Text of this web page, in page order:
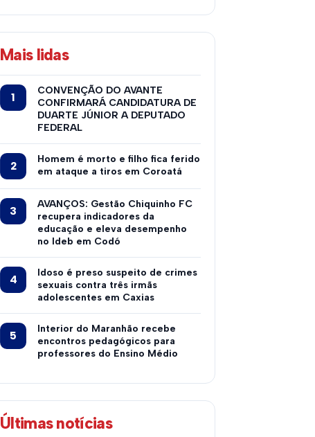
Mais lidas
CONVENÇÃO DO AVANTE
CONFIRMARÁ CANDIDATURA DE
DUARTE JÚNIOR A DEPUTADO
FEDERAL
Homem é morto e filho fica ferido
em ataque a tiros em Coroatá
AVANÇOS: Gestão Chiquinho FC
recupera indicadores da
educação e eleva desempenho
no Ideb em Codó
Idoso é preso suspeito de crimes
sexuais contra três irmãs
adolescentes em Caxias
Interior do Maranhão recebe
encontros pedagógicos para
professores do Ensino Médio
Últimas notícias